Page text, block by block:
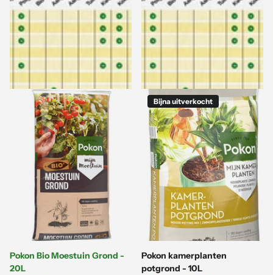
Levering vanaf 17 augustus
6,99
Levering vanaf 17 augustus
7,99
Pokon Bio Moestuin Grond -
20L
Bijna uitverkocht
Pokon kamerplanten
potgrond - 10L